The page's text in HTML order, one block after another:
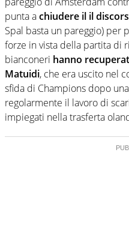
punta achiudere il il
Spal basta un pareggio) per
forze in vista della partita di
bianconeri hanno
Matuidi, che era uscito nel
sfida di Champions dopo
regolarmente il lavoro di
impiegati nella trasferta